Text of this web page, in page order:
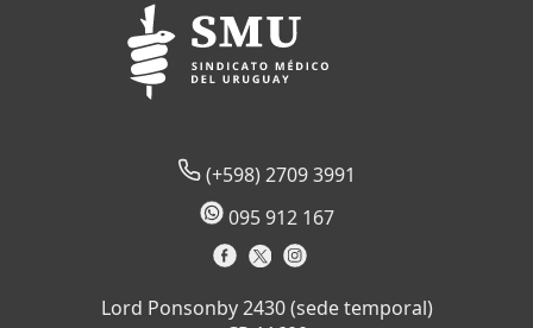
(+598) 2709 3991
095 912 167
Lord Ponsonby 2430 (sede temporal)